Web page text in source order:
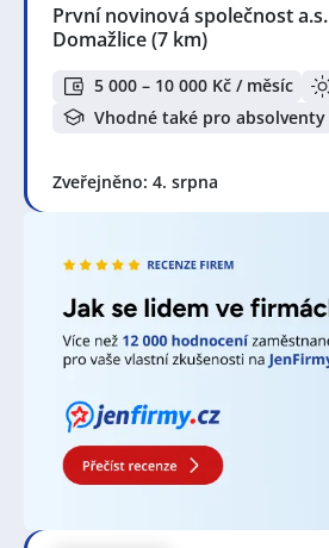
První novinová společnost a.s.
Domažlice(7 km)
5 000 – 10 000 Kč / měsíc
Vhodné také pro absolventy
Zveřejněno: 4. srpna